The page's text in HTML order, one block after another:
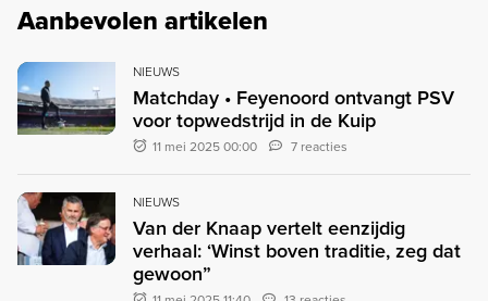
Aanbevolen artikelen
NIEUWS
Matchday • Feyenoord ontvangt PSV
voor topwedstrijd in de Kuip
11 mei 2025 00:00 7 reacties
NIEUWS
Van der Knaap vertelt eenzijdig
verhaal: ‘Winst boven traditie, zeg dat
gewoon”